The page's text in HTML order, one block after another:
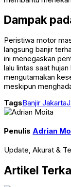
Dampak
Peristiwa motor
langsung banjir
ini menegaskan
lalu lintas saat
mengutamakan
meskipun
TagsBanjir Jakarta
Penulis Adrian
Update, Akurat &
Artikel